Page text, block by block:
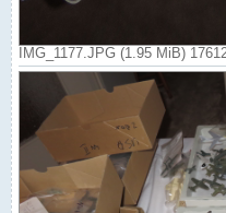
IMG_1177.JPG (1.95 MiB)